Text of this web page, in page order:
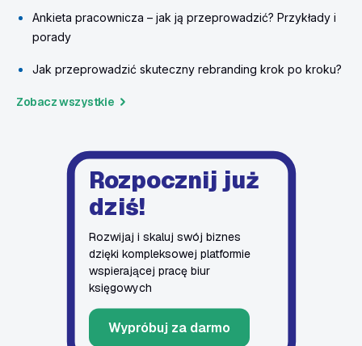
Ankieta pracownicza – jak ją przeprowadzić? Przykłady i
porady
Jak przeprowadzić skuteczny rebranding krok po kroku?
Zobacz wszystkie
Rozpocznij już
dziś!
Rozwijaj i skaluj swój biznes
dzięki kompleksowej platformie
wspierającej pracę biur
księgowych
Wypróbuj za darmo